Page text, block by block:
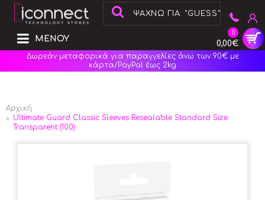
0
0,00€
ΜΕΝΟΥ
Δωρεάν μεταφορικά για παραγγελίες άνω των 90€ με
κάρτα/PayPal έως 2kg
Αρχική
Ultimate Guard Classic Sleeves Resealable Standard Size
Transparent (100)